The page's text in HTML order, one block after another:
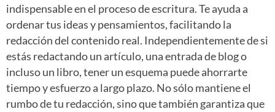
indispensable en el proceso de escritura. Te ayuda a
ordenar tus ideas y pensamientos, facilitando la
redacción del contenido real. Independientemente de si
estás redactando un artículo, una entrada de blog o
incluso un libro, tener un esquema puede ahorrarte
tiempo y esfuerzo a largo plazo. No sólo mantiene el
rumbo de tu redacción, sino que también garantiza que